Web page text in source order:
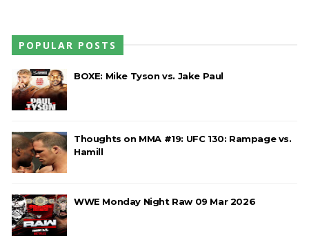
POPULAR POSTS
BOXE: Mike Tyson vs. Jake Paul
Thoughts on MMA #19: UFC 130: Rampage vs.
Hamill
WWE Monday Night Raw 09 Mar 2026